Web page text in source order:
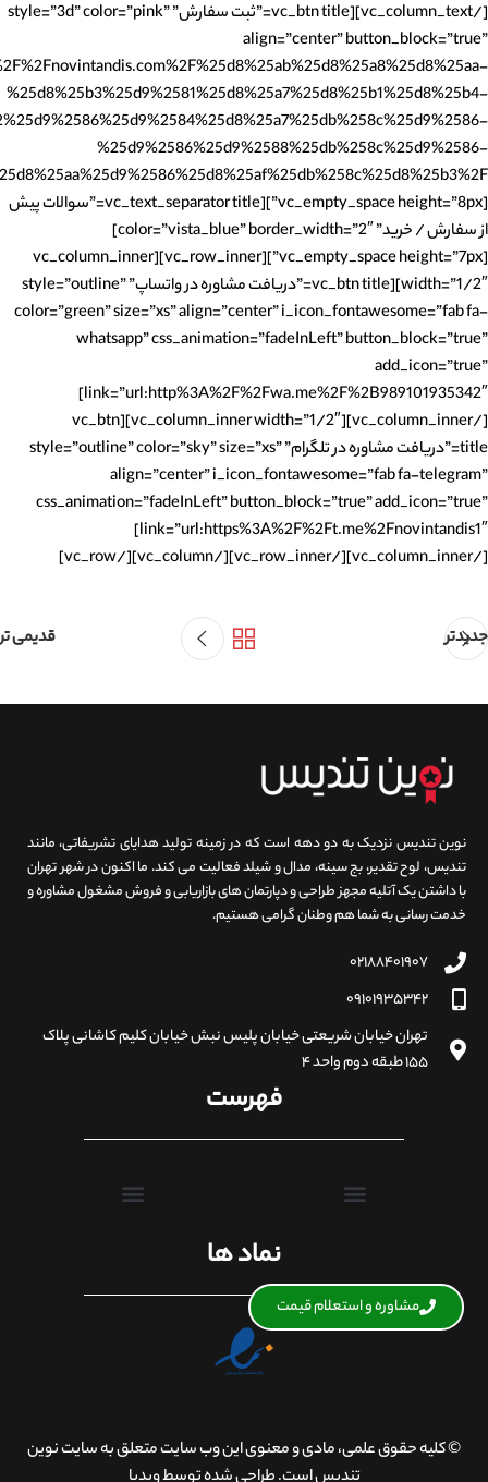
[/vc_column_text][vc_btn title=”ثبت سفارش” style=”3d” color=”pink”
align=”center” button_block=”true”
%25d8%25b3%25d9%2581%25d8%25a7%25d8%25b1%25d8%25b4-
%25d9%2586%25d9%2588%25db%258c%25d9%2586-
[vc_empty_space height=”8px”][vc_text_separator title=”سوالات پیش
از سفارش / خرید” color=”vista_blue” border_width=”2″]
[vc_empty_space height=”7px”][vc_row_inner][vc_column_inner
width=”1/2″][vc_btn title=”دریافت مشاوره در واتساپ” style=”outline”
color=”green” size=”xs” align=”center” i_icon_fontawesome=”fab fa-
whatsapp” css_animation=”fadeInLeft” button_block=”true”
add_icon=”true”
link=”url:http%3A%2F%2Fwa.me%2F%2B989101935342″]
[/vc_column_inner][vc_column_inner width=”1/2″][vc_btn
title=”دریافت مشاوره در تلگرام” style=”outline” color=”sky” size=”xs”
align=”center” i_icon_fontawesome=”fab fa-telegram”
css_animation=”fadeInLeft” button_block=”true” add_icon=”true”
link=”url:https%3A%2F%2Ft.me%2Fnovintandis1″]
[/vc_column_inner][/vc_row_inner][/vc_column][/vc_row]
جدیدتر قدیمی تر
نوین تندیس نزدیک به دو دهه است که در زمینه تولید هدایای تشریفاتی، مانند
تندیس، لوح تقدیر، بج سینه، مدال و شیلد فعالیت می کند. ما اکنون در شهر تهران
با داشتن یک آتلیه مجهز طراحی و دپارتمان های بازاریابی و فروش مشغول مشاوره و
خدمت رسانی به شما هم وطنان گرامی هستیم.
۰۲۱۸۸۴۰۱۹۰۷
۰۹۱۰۱۹۳۵۳۴۲
تهران خیابان شریعتی خیابان پلیس نبش خیابان کلیم کاشانی پلاک
۱۵۵ طبقه دوم واحد ۴
فهرست
نماد ها
© کلیه حقوق علمی، مادی و معنوی این وب سایت متعلق به سایت نوین
مشاوره و استعلام قیمت